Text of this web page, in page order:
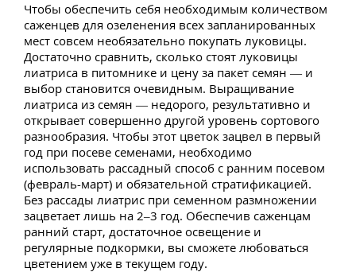
Чтобы обеспечить себя необходимым количеством
саженцев для озеленения всех запланированных
мест совсем необязательно покупать луковицы.
Достаточно сравнить, сколько стоят луковицы
лиатриса в питомнике и цену за пакет семян — и
выбор становится очевидным. Выращивание
лиатриса из семян — недорого, результативно и
открывает совершенно другой уровень сортового
разнообразия. Чтобы этот цветок зацвел в первый
год при посеве семенами, необходимо
использовать рассадный способ с ранним посевом
(февраль-март) и обязательной стратификацией.
Без рассады лиатрис при семенном размножении
зацветает лишь на 2–3 год. Обеспечив саженцам
ранний старт, достаточное освещение и
регулярные подкормки, вы сможете любоваться
цветением уже в текущем году.